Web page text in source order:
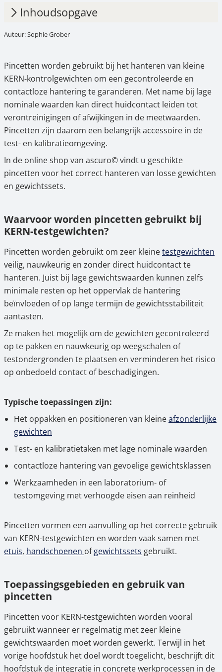
Inhoudsopgave
1. Waarvoor worden pincetten gebruikt bij
2. Toepassingsgebieden en gebruik van
pincetten
3. KERN-pincetten in één oogopslag
4.
Pincetten kopen in de online shop van
Ascuro©
Auteur: Sophie Grober
Pincetten worden gebruikt bij het hanteren van kleine
KERN-kontrolgewichten om een gecontroleerde en
contactloze hantering te garanderen. Met name bij lage
nominale waarden kan direct huidcontact leiden tot
verontreinigingen of afwijkingen in de meetwaarden.
Pincetten zijn daarom een belangrijk accessoire in de
test- en kalibratieomgeving.
In de online shop van ascuro© vindt u geschikte
pincetten voor het correct hanteren van losse gewichten
en gewichtssets.
Waarvoor worden pincetten gebruikt bij
KERN-testgewichten?
Pincetten worden gebruikt om zeer kleinetestgewichten
veilig, nauwkeurig en zonder direct huidcontact te
hanteren. Juist bij lage gewichtswaarden kunnen zelfs
minimale resten op het oppervlak de hantering
beïnvloeden of op lange termijn de gewichtsstabiliteit
aantasten.
Ze maken het mogelijk om de gewichten gecontroleerd
op te pakken en nauwkeurig op weegschalen of
testondergronden te plaatsen en verminderen het risico
op onbedoeld contact of beschadigingen.
Typische toepassingen zijn:
Het oppakken en positioneren van kleineafzonderlijke
gewichten
Test- en kalibratietaken met lage nominale waarden
contactloze hantering van gevoelige gewichtsklassen
Werkzaamheden in een laboratorium- of
testomgeving met verhoogde eisen aan reinheid
Pincetten vormen een aanvulling op het correcte gebruik
van KERN-testgewichten en worden vaak samen met
etuis, handschoenen ofgewichtssets gebruikt.
Toepassingsgebieden en gebruik van
pincetten
Pincetten voor KERN-testgewichten worden vooral
gebruikt wanneer er regelmatig met zeer kleine
gewichtswaarden moet worden gewerkt. Terwijl in het
vorige hoofdstuk het doel wordt toegelicht, beschrijft dit
hoofdstuk de integratie in concrete werkprocessen in de